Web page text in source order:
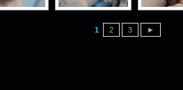
1 2 3 ►